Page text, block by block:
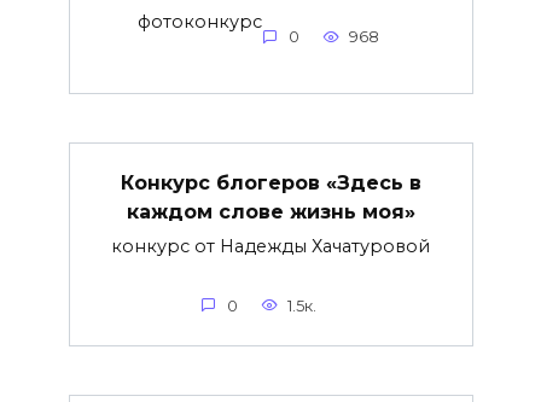
фотоконкурс
0 968
Конкурс блогеров «Здесь в
каждом слове жизнь моя»
конкурс от Надежды Хачатуровой
0 1.5к.